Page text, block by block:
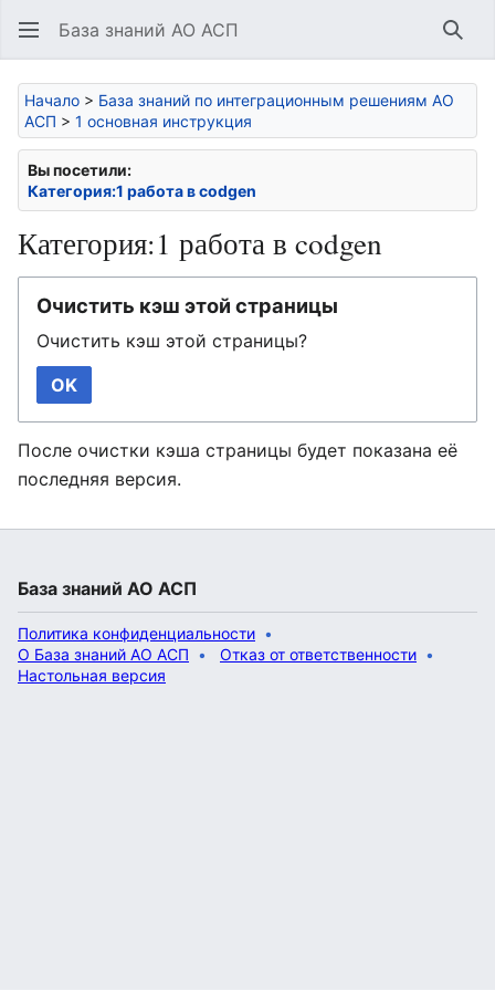
База знаний АО АСП
Начало > База знаний по интеграционным решениям АО
АСП > 1 основная инструкция
Вы посетили:
Категория:1 работа в codgen
Категория:1 работа в codgen
Очистить кэш этой страницы
Очистить кэш этой страницы?
OK
После очистки кэша страницы будет показана её
последняя версия.
База знаний АО АСП
Политика конфиденциальности
О База знаний АО АСП
Отказ от ответственности
Настольная версия